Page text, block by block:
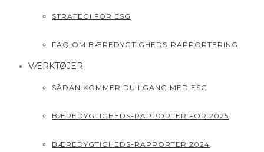
STRATEGI FOR ESG
FAQ OM BÆREDYGTIGHEDS-RAPPORTERING
VÆRKTØJER
SÅDAN KOMMER DU I GANG MED ESG
BÆREDYGTIGHEDS-RAPPORTER FOR 2025
BÆREDYGTIGHEDS-RAPPORTER 2024